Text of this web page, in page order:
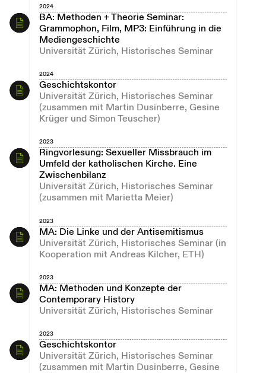
2024
BA: Methoden + Theorie Seminar:
Grammophon, Film, MP3: Einführung in die
Mediengeschichte
Universität Zürich, Historisches Seminar
2024
Geschichtskontor
Universität Zürich, Historisches Seminar
(zusammen mit Martin Dusinberre, Gesine
Krüger und Simon Teuscher)
2023
Ringvorlesung: Sexueller Missbrauch im
Umfeld der katholischen Kirche. Eine
Zwischenbilanz
Universität Zürich, Historisches Seminar
(zusammen mit Marietta Meier)
2023
MA: Die Linke und der Antisemitismus
Universität Zürich, Historisches Seminar (in
Kooperation mit Andreas Kilcher, ETH)
2023
MA: Methoden und Konzepte der
Contemporary History
Universität Zürich, Historisches Seminar
2023
Geschichtskontor
Universität Zürich, Historisches Seminar
(zusammen mit Martin Dusinberre, Gesine